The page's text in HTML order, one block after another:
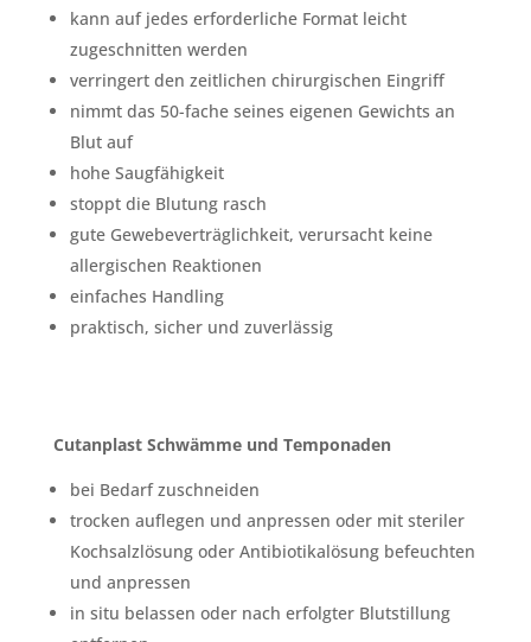
kann auf jedes erforderliche Format leicht
zugeschnitten werden
verringert den zeitlichen chirurgischen Eingriff
nimmt das 50-fache seines eigenen Gewichts an
Blut auf
hohe Saugfähigkeit
stoppt die Blutung rasch
gute Gewebeverträglichkeit, verursacht keine
allergischen Reaktionen
einfaches Handling
praktisch, sicher und zuverlässig
Cutanplast Schwämme und Temponaden
bei Bedarf zuschneiden
trocken auflegen und anpressen oder mit steriler
Kochsalzlösung oder Antibiotikalösung befeuchten
und anpressen
in situ belassen oder nach erfolgter Blutstillung